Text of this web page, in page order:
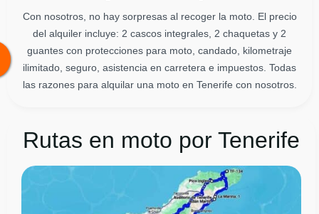
Con nosotros, no hay sorpresas al recoger la moto. El precio
del alquiler incluye: 2 cascos integrales, 2 chaquetas y 2
guantes con protecciones para moto, candado, kilometraje
ilimitado, seguro, asistencia en carretera e impuestos. Todas
las razones para alquilar una moto en Tenerife con nosotros.
Rutas en moto por Tenerife